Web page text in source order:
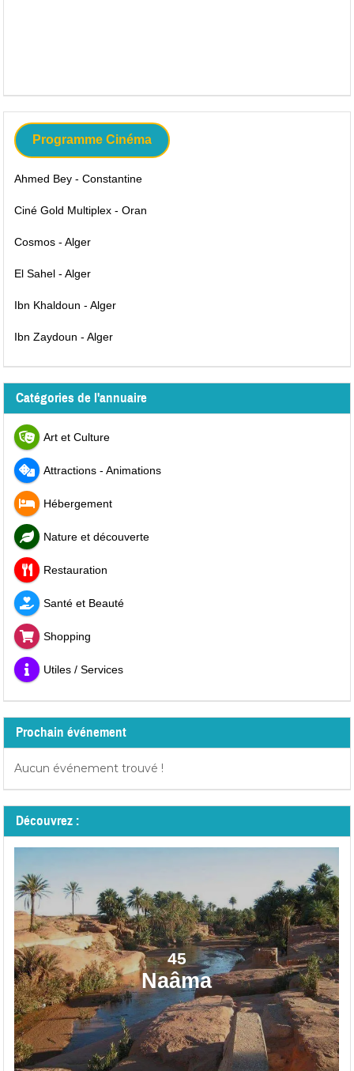
Programme Cinéma
Ahmed Bey - Constantine
Ciné Gold Multiplex - Oran
Cosmos - Alger
El Sahel - Alger
Ibn Khaldoun - Alger
Ibn Zaydoun - Alger
Catégories de l'annuaire
Art et Culture
Attractions - Animations
Hébergement
Nature et découverte
Restauration
Santé et Beauté
Shopping
Utiles / Services
Prochain événement
Aucun événement trouvé !
Découvrez :
45
Naâma